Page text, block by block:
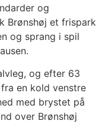
og
Brønshøj et frispark
og sprang i spil
og efter 63
en kold venstre
med brystet på
over Brønshøj